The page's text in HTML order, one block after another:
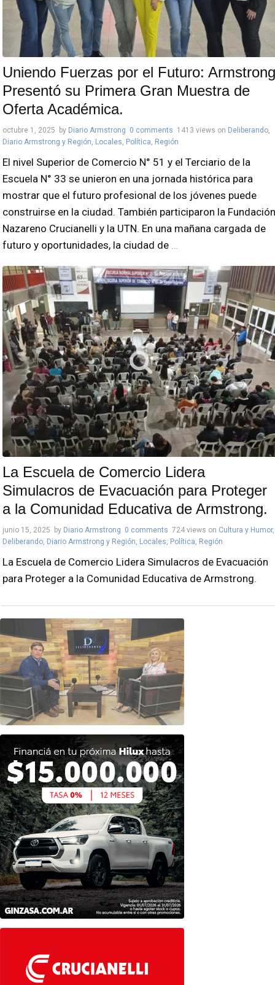
Uniendo Fuerzas por el Futuro: Armstrong
Presentó su Primera Gran Muestra de
Oferta Académica.
octubre 1, 2025 by Diario Armstrong 0 comments 1413 views on Deliberando,
Diario Armstrong y Región, Locales, Política, Región
El nivel Superior de Comercio N° 51 y el Terciario de la
Escuela N° 33 se unieron en una jornada histórica para
mostrar que el futuro profesional de los jóvenes puede
construirse en la ciudad. También participaron la Fundación
Nazareno Crucianelli y la UTN. En una mañana cargada de
futuro y oportunidades, la ciudad de
La Escuela de Comercio Lidera
Simulacros de Evacuación para Proteger
a la Comunidad Educativa de Armstrong.
junio 15, 2025 by Diario Armstrong 0 comments 724 views on Cultura y Humor,
Deliberando, Diario Armstrong y Región, Locales, Política, Región
La Escuela de Comercio Lidera Simulacros de Evacuación
para Proteger a la Comunidad Educativa de Armstrong.